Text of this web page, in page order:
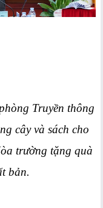
Truyền thông
cây và sách cho
trường tặng quà
bản.